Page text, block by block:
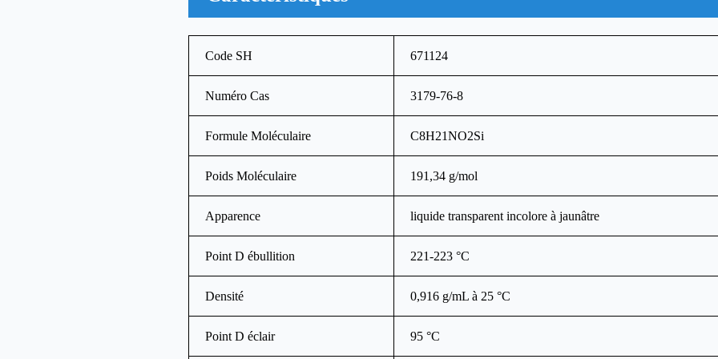
Code SH 671124
Numéro Cas 3179-76-8
Formule Moléculaire C8H21NO2Si
Poids Moléculaire 191,34 g/mol
Apparence liquide transparent incolore à jaunâtre
Point D ébullition 221-223 °C
Densité 0,916 g/mL à 25 °C
Point D éclair 95 °C